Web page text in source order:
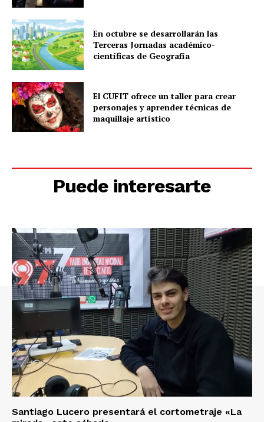
En octubre se desarrollarán las
Terceras Jornadas académico-
científicas de Geografía
El CUFIT ofrece un taller para crear
personajes y aprender técnicas de
maquillaje artístico
Puede interesarte
Santiago Lucero presentará el cortometraje «La